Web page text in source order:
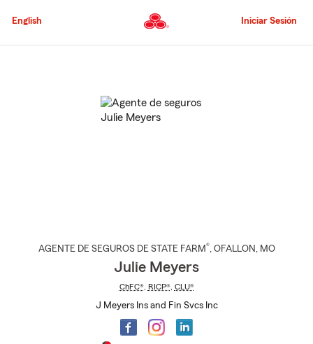
al
principal
English Iniciar Sesión
AGENTE DE SEGUROS DE STATE FARM®, OFALLON , MO
Julie Meyers
ChFC®, RICP®, CLU®
J Meyers Ins and Fin Svcs Inc